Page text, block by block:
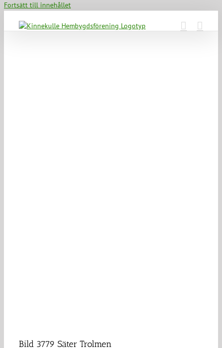
Fortsätt till innehållet
Bild 3779 Säter Trolmen